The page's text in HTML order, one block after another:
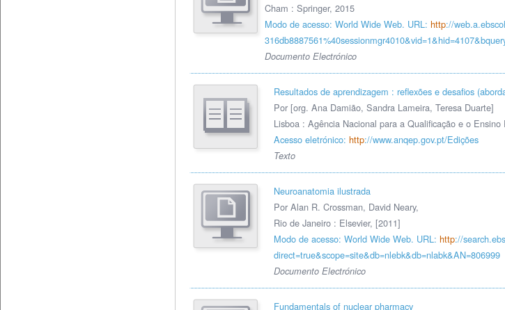
Cham : Springer, 2015
Modo de acesso: World Wide Web. URL: http://
Documento Electrónico
Resultados de aprendizagem : reflexões e desafios
Por [org. Ana Damião, Sandra Lameira, Teresa Duarte]
Lisboa : Agência Nacional para a Qualificação e o Ensino
Acesso eletrónico: http://www.anqep.gov.pt/Edições
Texto
Neuroanatomia ilustrada
Por Alan R. Crossman, David Neary,
Rio de Janeiro : Elsevier, [2011]
Modo de acesso: World Wide Web. URL: http://
direct=true&scope=site&db=nlebk&db=nlabk&AN=806999
Documento Electrónico
Fundamentals of nuclear pharmacy